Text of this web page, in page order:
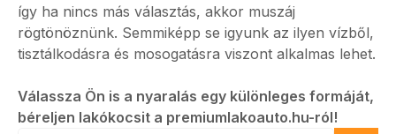
így ha nincs más választás, akkor muszáj
rögtönöznünk. Semmiképp se igyunk az ilyen vízből,
tisztálkodásra és mosogatásra viszont alkalmas lehet.
Válassza Ön is a nyaralás egy különleges formáját,
béreljen lakókocsit a premiumlakoauto.hu-ról!